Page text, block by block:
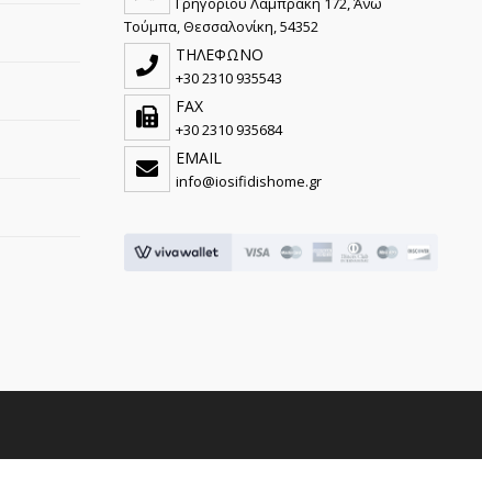
Τούμπα, Θεσσαλονίκη, 54352
ΤΗΛΕΦΩΝΟ
+30 2310 935543
FAX
+30 2310 935684
EMAIL
info@iosifidishome.gr